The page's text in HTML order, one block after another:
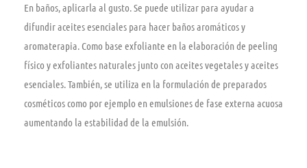
En baños, aplicarla al gusto. Se puede utilizar para ayudar a
difundir aceites esenciales para hacer baños aromáticos y
aromaterapia. Como base exfoliante en la elaboración de peeling
fí­sico y exfoliantes naturales junto con aceites vegetales y aceites
esenciales. También, se utiliza en la formulación de preparados
cosméticos como por ejemplo en emulsiones de fase externa acuosa
aumentando la estabilidad de la emulsión.